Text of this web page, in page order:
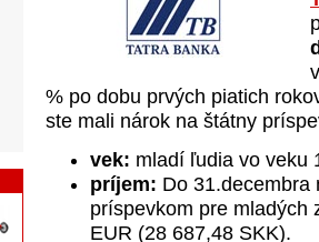
% po dobu prvých piatich
ste mali nárok na štátny
vek: mladí ľudia vo veku
príjem: Do 31.decembra
príspevkom pre mladých
EUR (28 687,48 SKK).